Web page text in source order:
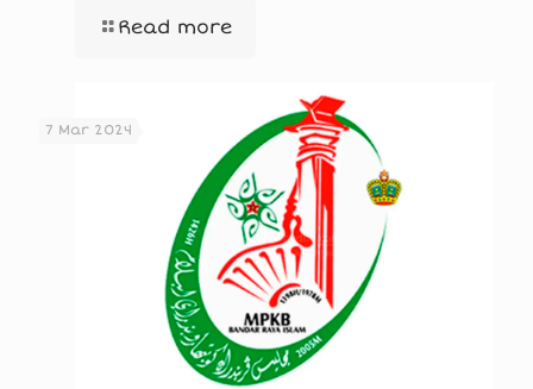
Read more
7 Mar 2024